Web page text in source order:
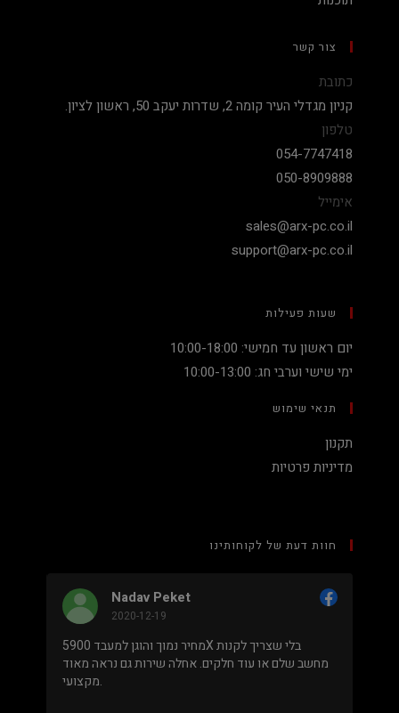
צור קשר
כתובת
קניון מגדלי העיר קומה 2, שדרות יעקב 50, ראשון לציון.
טלפון
054-7747418
050-8909888
אימייל
sales@arx-pc.co.il
support@arx-pc.co.il
שעות פעילות
יום ראשון עד חמישי: 10:00-18:00
ימי שישי וערבי חג: 10:00-13:00
תנאי שימוש
תקנון
מדיניות פרטיות
חוות דעת של לקוחותינו
Nadav Peket
2020-12-19
מחיר נמוך והוגן למעבד 5900X בלי שצריך לקנות
מחשב שלם או עוד חלקים. אחלה שירות גם נראה מאוד
מקצועי.